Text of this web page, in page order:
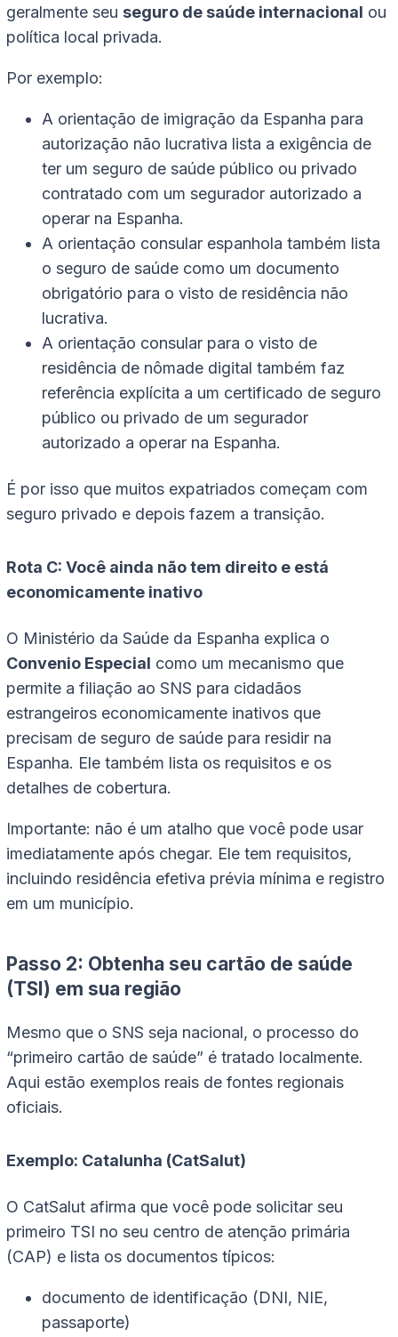
geralmente seu seguro de saúde internacional ou
política local privada.
Por exemplo:
A orientação de imigração da Espanha para
autorização não lucrativa lista a exigência de
ter um seguro de saúde público ou privado
contratado com um segurador autorizado a
operar na Espanha.
A orientação consular espanhola também lista
o seguro de saúde como um documento
obrigatório para o visto de residência não
lucrativa.
A orientação consular para o visto de
residência de nômade digital também faz
referência explícita a um certificado de seguro
público ou privado de um segurador
autorizado a operar na Espanha.
É por isso que muitos expatriados começam com
seguro privado e depois fazem a transição.
Rota C: Você ainda não tem direito e está
economicamente inativo
O Ministério da Saúde da Espanha explica o
Convenio Especial como um mecanismo que
permite a filiação ao SNS para cidadãos
estrangeiros economicamente inativos que
precisam de seguro de saúde para residir na
Espanha. Ele também lista os requisitos e os
detalhes de cobertura.
Importante: não é um atalho que você pode usar
imediatamente após chegar. Ele tem requisitos,
incluindo residência efetiva prévia mínima e registro
em um município.
Passo 2: Obtenha seu cartão de saúde
(TSI) em sua região
Mesmo que o SNS seja nacional, o processo do
“primeiro cartão de saúde” é tratado localmente.
Aqui estão exemplos reais de fontes regionais
oficiais.
Exemplo: Catalunha (CatSalut)
O CatSalut afirma que você pode solicitar seu
primeiro TSI no seu centro de atenção primária
(CAP) e lista os documentos típicos:
documento de identificação (DNI, NIE,
passaporte)